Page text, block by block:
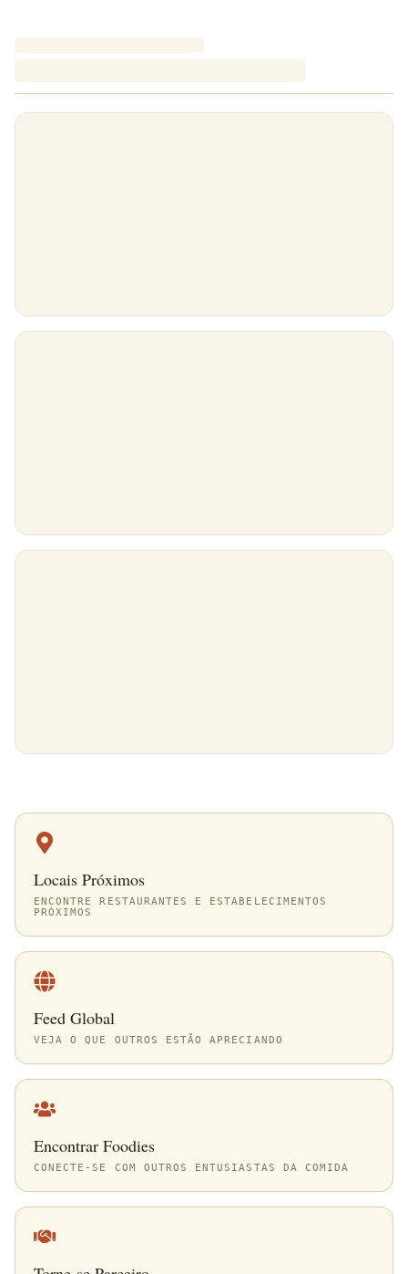
Locais Próximos
ENCONTRE RESTAURANTES E ESTABELECIMENTOS
PRÓXIMOS
Feed Global
VEJA O QUE OUTROS ESTÃO APRECIANDO
Encontrar Foodies
CONECTE-SE COM OUTROS ENTUSIASTAS DA COMIDA